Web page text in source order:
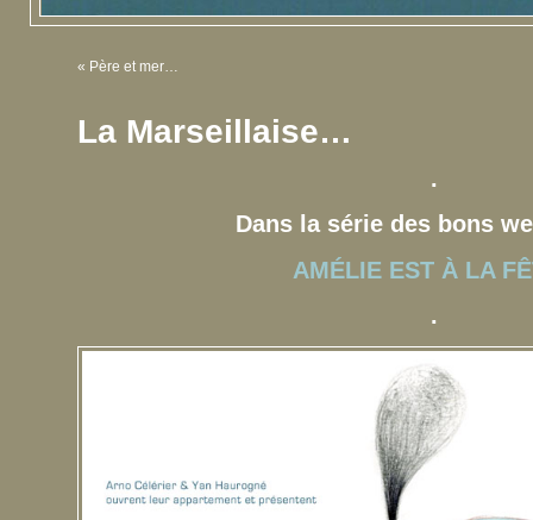
« Père et mer…
La Marseillaise…
.
Dans la série des bons
AMÉLIE EST À LA
.